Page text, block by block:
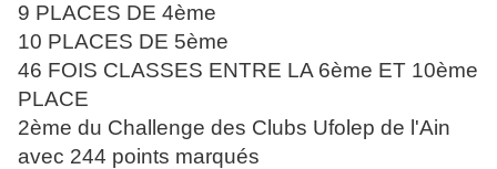
9 PLACES DE 4ème
10 PLACES DE 5ème
46 FOIS CLASSES ENTRE LA 6ème ET 10ème
PLACE
2ème du Challenge des Clubs Ufolep de l'Ain
avec 244 points marqués